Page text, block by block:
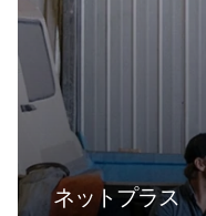
ネットプラス